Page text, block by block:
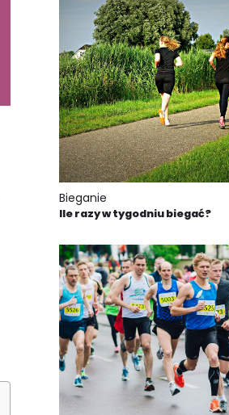
Bieganie
Ile razy w tygodniu biegać?